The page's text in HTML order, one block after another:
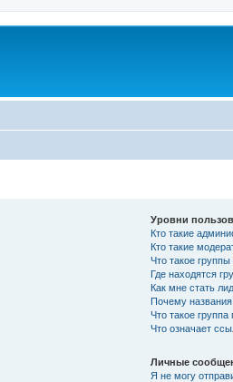
Уровни
Кто такие
Кто такие
Что такое
Где находятся
Как мне стать
Почему
Что такое
Что означает
Личные
Я не могу